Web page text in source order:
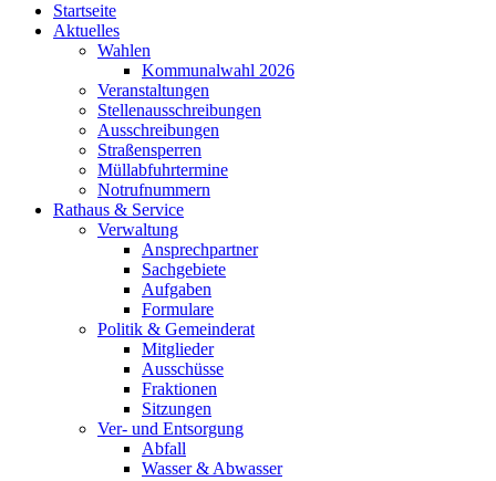
Startseite
Aktuelles
Wahlen
Kommunalwahl 2026
Veranstaltungen
Stellenausschreibungen
Ausschreibungen
Straßensperren
Müllabfuhrtermine
Notrufnummern
Rathaus & Service
Verwaltung
Ansprechpartner
Sachgebiete
Aufgaben
Formulare
Politik & Gemeinderat
Mitglieder
Ausschüsse
Fraktionen
Sitzungen
Ver- und Entsorgung
Abfall
Wasser & Abwasser